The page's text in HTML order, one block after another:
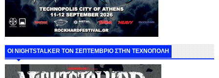
ΟΙ NIGHTSTALKER ΤΟΝ ΣΕΠΤΕΜΒΡΙΟ ΣΤΗΝ ΤΕΧΝΟΠΟΛΗ